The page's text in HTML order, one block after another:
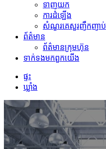
ទាញយក
ការដំឡើង
សំណួរគេសួរញឹកញាប់
ព័ត៌មាន
ព័ត៌មានក្រុមហ៊ុន
ទាក់ទង​មក​ពួក​យើង
ផ្ទះ
ឃ្លាំង